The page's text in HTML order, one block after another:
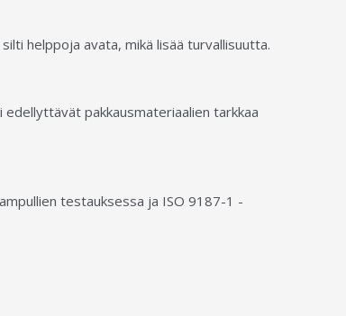
helppoja avata, mikä lisää turvallisuutta.
pakkausmateriaalien tarkkaa
testauksessa ja ISO 9187-1 -